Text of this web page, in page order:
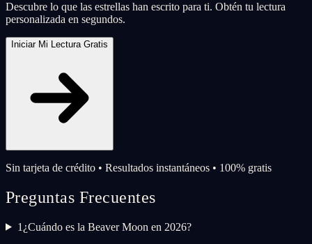
Descubre lo que las estrellas han escrito para ti. Obtén tu lectura
personalizada en segundos.
Iniciar Mi Lectura Gratis
Sin tarjeta de crédito • Resultados instantáneos • 100% gratis
Preguntas Frecuentes
1 ¿Cuándo es la Beaver Moon en 2026?